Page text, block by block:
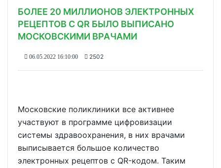
БОЛЕЕ 20 МИЛЛИОНОВ ЭЛЕКТРОННЫХ
РЕЦЕПТОВ С QR БЫЛО ВЫПИСАНО
МОСКОВСКИМИ ВРАЧАМИ
06.05.2022 16:10:00 2502
Московские поликлиники все активнее
участвуют в программе цифровизации
системы здравоохранения, в них врачами
выписывается большое количество
электронных рецептов с QR-кодом. Таким